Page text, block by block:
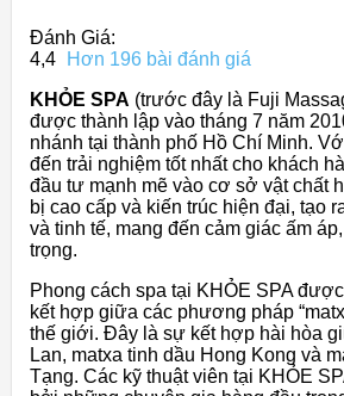
Đánh Giá:
4,4
Hơn 196 bài đánh giá
KHỎE SPA (trước đây là Fuji
được thành lập vào tháng 7 năm
nhánh tại thành phố Hồ Chí Minh.
đến trải nghiệm tốt nhất cho khách
đầu tư mạnh mẽ vào cơ sở vật chất
bị cao cấp và kiến trúc hiện đại, tạo
và tinh tế, mang đến cảm giác ấm
trọng.
Phong cách spa tại KHỎE SPA
kết hợp giữa các phương pháp
thế giới. Đây là sự kết hợp hài hòa
Lan, matxa tinh dầu Hong Kong và
Tạng. Các kỹ thuật viên tại KHỎE